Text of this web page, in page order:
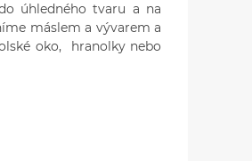
úhledného tvaru a na
máslem a vývarem a
oko, hranolky nebo